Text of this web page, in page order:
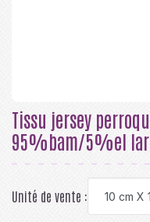
Tissu jersey
95%bam/5%el
Unité de vente :